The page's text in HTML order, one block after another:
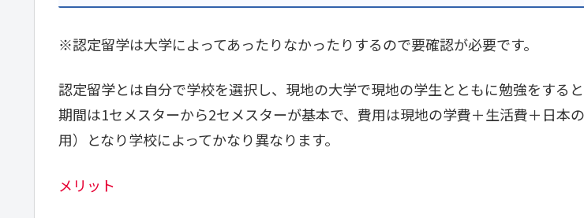
※認定留学は大学によってあったりなかったりするので要確認が必要です。
認定留学とは自分で学校を選択し、現地の大学で現地の学生とともに勉強をすると
期間は1セメスターから2セメスターが基本で、費用は現地の学費＋生活費＋日本
用）となり学校によってかなり異なります。
メリット